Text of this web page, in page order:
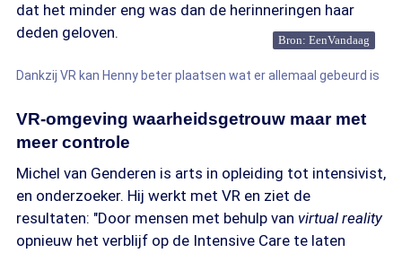
dat het minder eng was dan de herinneringen haar
deden geloven.
Bron: EenVandaag
Dankzij VR kan Henny beter plaatsen wat er allemaal gebeurd is
VR-omgeving waarheidsgetrouw maar met
meer controle
Michel van Genderen is arts in opleiding tot intensivist,
en onderzoeker. Hij werkt met VR en ziet de
resultaten: "Door mensen met behulp van virtual reality
opnieuw het verblijf op de Intensive Care te laten